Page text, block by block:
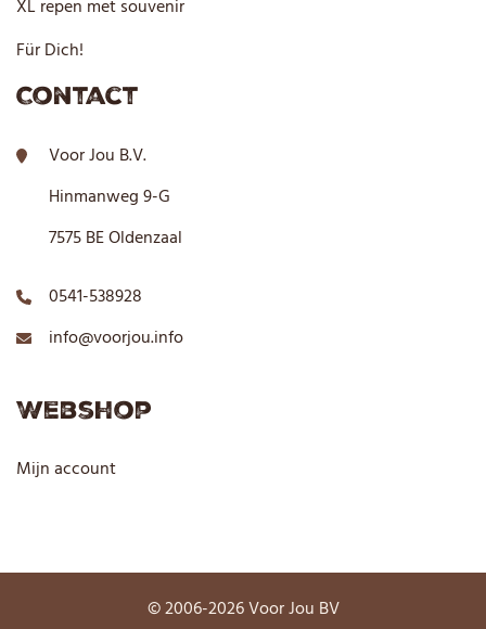
XL repen met souvenir
Für Dich!
Contact
Voor Jou B.V.
Hinmanweg 9-G
7575 BE Oldenzaal
0541-538928
info@voorjou.info
Webshop
Mijn account
© 2006-2026 Voor Jou BV